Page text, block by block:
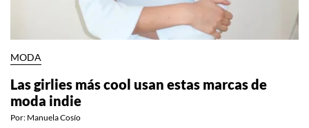
MODA
Las girlies más cool usan estas marcas de
moda indie
Por: Manuela Cosío